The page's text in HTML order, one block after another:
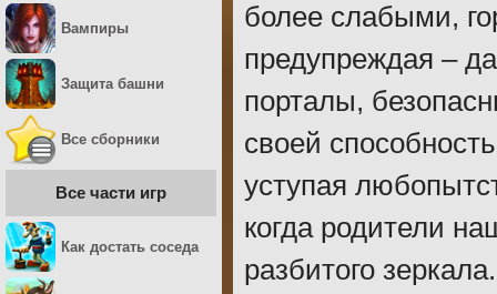
более слабыми,
предупреждая –
порталы,
своей
уступая
когда родители
разбитого
Вампиры
Защита башни
Все сборники
Все части игр
Как достать соседа